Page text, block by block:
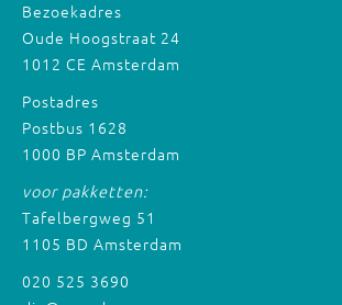
Bezoekadres
Oude Hoogstraat 24
1012 CE Amsterdam
Postadres
Postbus 1628
1000 BP Amsterdam
voor pakketten:
Tafelbergweg 51
1105 BD Amsterdam
020 525 3690